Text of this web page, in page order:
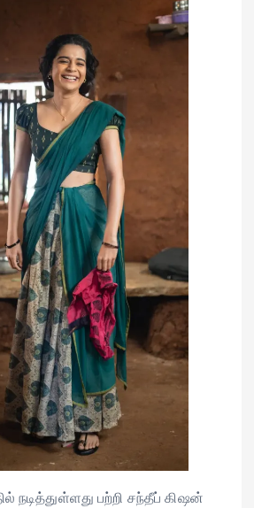
நடித்துள்ளது பற்றி சந்தீப் கிஷன்